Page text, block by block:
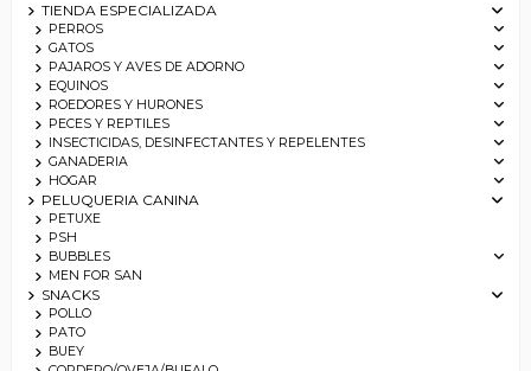
TIENDA ESPECIALIZADA
PERROS
GATOS
PAJAROS Y AVES DE ADORNO
EQUINOS
ROEDORES Y HURONES
PECES Y REPTILES
INSECTICIDAS, DESINFECTANTES Y REPELENTES
GANADERIA
HOGAR
PELUQUERIA CANINA
PETUXE
PSH
BUBBLES
MEN FOR SAN
SNACKS
POLLO
PATO
BUEY